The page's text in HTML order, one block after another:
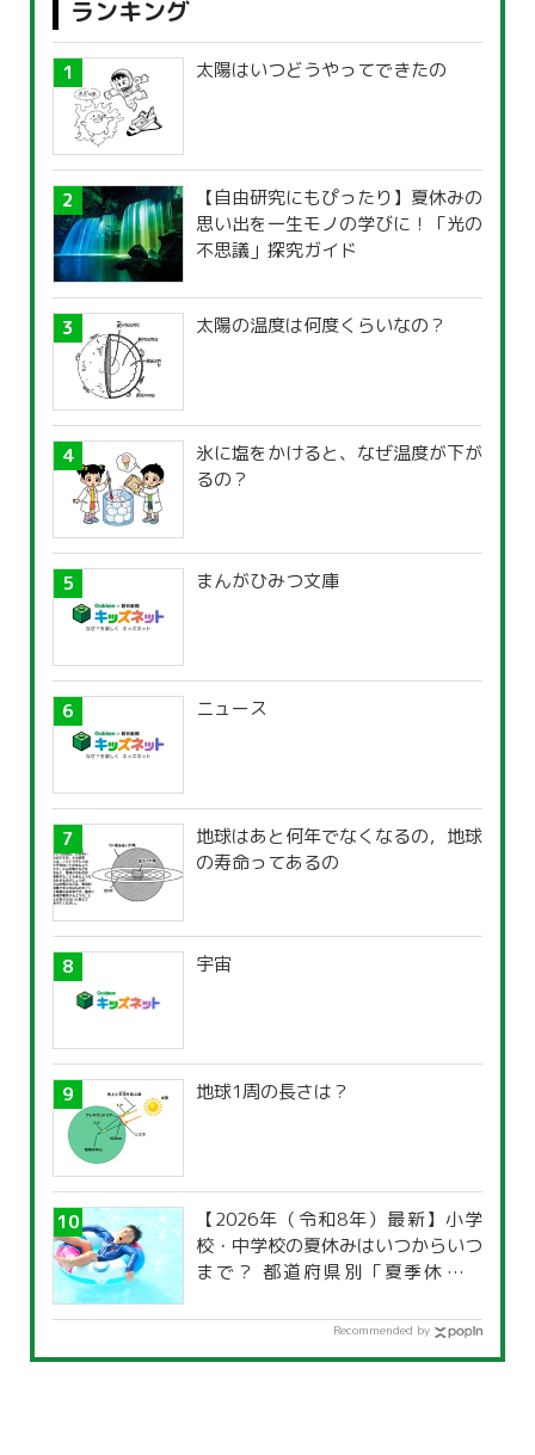
ランキング
太陽はいつどうやってできたの
【自由研究にもぴったり】夏休みの
思い出を一生モノの学びに！「光の
不思議」探究ガイド
太陽の温度は何度くらいなの？
氷に塩をかけると、なぜ温度が下が
るの？
まんがひみつ文庫
ニュース
地球はあと何年でなくなるの，地球
の寿命ってあるの
宇宙
地球1周の長さは？
【2026年（令和8年）最新】小学
校・中学校の夏休みはいつからいつ
まで？ 都道府県別「夏季休暇一
Recommended by